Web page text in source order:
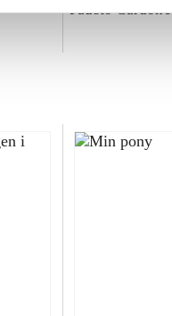
Fausto Cardone